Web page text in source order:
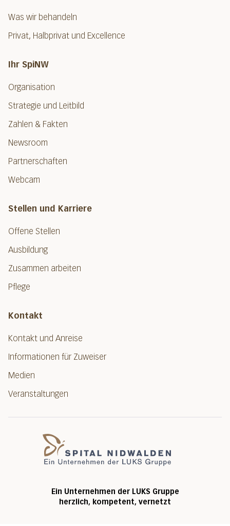
Was wir behandeln
Privat, Halbprivat und Excellence
Ihr SpiNW
Organisation
Strategie und Leitbild
Zahlen & Fakten
Newsroom
Partnerschaften
Webcam
Stellen und Karriere
Offene Stellen
Ausbildung
Zusammen arbeiten
Pflege
Kontakt
Kontakt und Anreise
Informationen für Zuweiser
Medien
Veranstaltungen
Ein Unternehmen der LUKS Gruppe
herzlich, kompetent, vernetzt